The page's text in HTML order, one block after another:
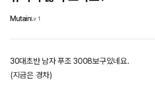
MutainLv 1
30대초반 남자 푸조 3008보구있네요.
(지금은 경차)